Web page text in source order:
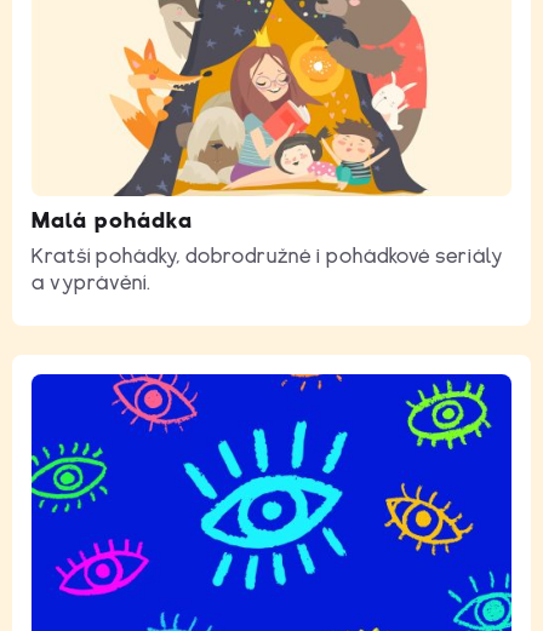
Malá pohádka
Kratší pohádky, dobrodružné i pohádkové seriály
a vyprávění.